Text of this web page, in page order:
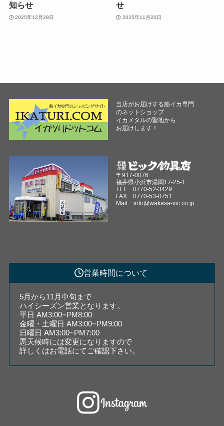
知らせ
2025年12月28日
せ
2025年11月20日
当店がお届けする船イカ専門
のネットショップ
イカメタルの聖地から
お届けします！
〒917-0076
福井県小浜市湯岡17-25-1
TEL 0770-52-3429
FAX 0770-53-0751
Mailinfo@wakasa-vic.co.jp
営業時間について
5月から11月中旬まで
ハイシーズン営業となります。
平日 AM3:00~PM8:00
金曜・土曜日 AM3:00~PM9:00
日曜日 AM3:00~PM7:00
悪天候時には変更になりますので
詳しくはお電話にてご確認下さい。